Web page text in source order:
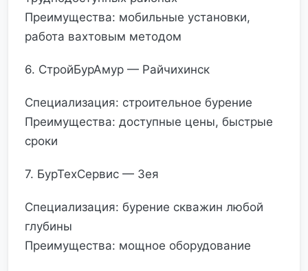
Преимущества: мобильные установки,
работа вахтовым методом
6. СтройБурАмур — Райчихинск
Специализация: строительное бурение
Преимущества: доступные цены, быстрые
сроки
7. БурТехСервис — Зея
Специализация: бурение скважин любой
глубины
Преимущества: мощное оборудование